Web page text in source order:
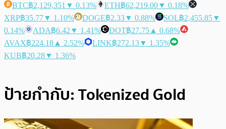
BTC฿2,129,351 ▼ 0.13% ETH฿62,219.00▼ 0.18%
XRP฿35.77▼ 1.10% DOGE฿2.33▼ 0.88% SOL฿2,455.85▼
0.14%
ADA฿6.42 ▼ 1.41% DOT฿27.75 ▲ 0.68%
AVAX฿224.18 ▲ 2.52% LINK฿272.13▼ 1.35%
KUB฿20.28▼ 1.36%
ป้ายกำกับ:Tokenized Gold